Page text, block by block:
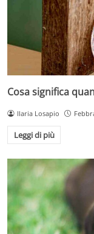
Cosa significa
Ilaria Losapio
Leggi di più